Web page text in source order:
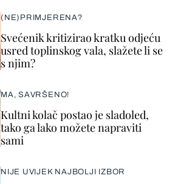
(NE)PRIMJERENA?
Svećenik kritizirao kratku odjeću
usred toplinskog vala, slažete li se
s njim?
MA, SAVRŠENO!
Kultni kolač postao je sladoled,
tako ga lako možete napraviti
sami
NIJE UVIJEK NAJBOLJI IZBOR